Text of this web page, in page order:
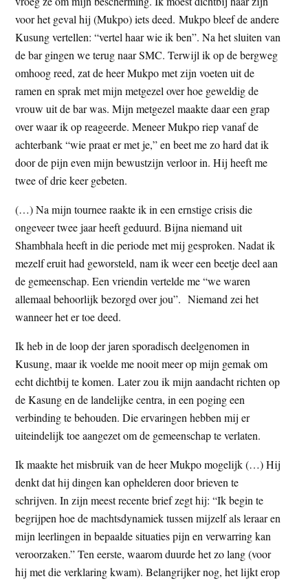
voor het geval hij (Mukpo) iets deed. Mukpo bleef de andere
Kusung vertellen: “vertel haar wie ik ben”. Na het sluiten van
de bar gingen we terug naar SMC. Terwijl ik op de bergweg
omhoog reed, zat de heer Mukpo met zijn voeten uit de
ramen en sprak met mijn metgezel over hoe geweldig de
vrouw uit de bar was. Mijn metgezel maakte daar een grap
over waar ik op reageerde. Meneer Mukpo riep vanaf de
achterbank “wie praat er met je,” en beet me zo hard dat ik
door de pijn even mijn bewustzijn verloor in. Hij heeft me
twee of drie keer gebeten.
(…) Na mijn tournee raakte ik in een ernstige crisis die
ongeveer twee jaar heeft geduurd. Bijna niemand uit
Shambhala heeft in die periode met mij gesproken. Nadat ik
mezelf eruit had geworsteld, nam ik weer een beetje deel aan
de gemeenschap. Een vriendin vertelde me “we waren
allemaal behoorlijk bezorgd over jou”. Niemand zei het
wanneer het er toe deed.
Ik heb in de loop der jaren sporadisch deelgenomen in
Kusung, maar ik voelde me nooit meer op mijn gemak om
echt dichtbij te komen. Later zou ik mijn aandacht richten op
de Kasung en de landelijke centra, in een poging een
verbinding te behouden. Die ervaringen hebben mij er
uiteindelijk toe aangezet om de gemeenschap te verlaten.
Ik maakte het misbruik van de heer Mukpo mogelijk (…) Hij
denkt dat hij dingen kan ophelderen door brieven te
schrijven. In zijn meest recente brief zegt hij: “Ik begin te
begrijpen hoe de machtsdynamiek tussen mijzelf als leraar en
mijn leerlingen in bepaalde situaties pijn en verwarring kan
veroorzaken.” Ten eerste, waarom duurde het zo lang (voor
hij met die verklaring kwam). Belangrijker nog, het lijkt erop